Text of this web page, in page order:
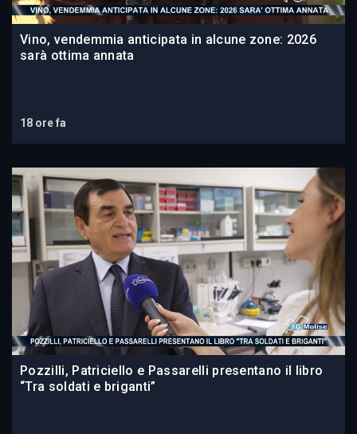
Vino, vendemmia anticipata in alcune zone: 2026
sarà ottima annata
18 ore fa
Pozzilli, Patriciello e Passarelli presentano il libro
“Tra soldati e briganti”